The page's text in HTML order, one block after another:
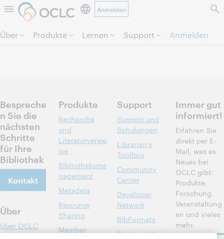
Direkt zum Seiteninhalt.
Anmelden
Über Produkte Lernen Support Anmelden
Bespreche
n Sie die
nächsten
Schritte
für Ihre
Bibliothek
Kontakt
Über
Über OCLC
Produkte
Recherche
und
Literaturverwe
ise
Bibliotheksma
nagement
Metadata
Resource
Sharing
Member
Support
Support und
Schulungen
Librarian’s
Toolbox
Community
Center
Developer
Network
BibFormats
Systemstatus-
Immer gut
informiert!
Erfahren Sie
direkt per E-
Mail, was es
Neues bei
OCLC gibt:
Produkte,
Forschung,
Veranstaltung
en und vieles
mehr.